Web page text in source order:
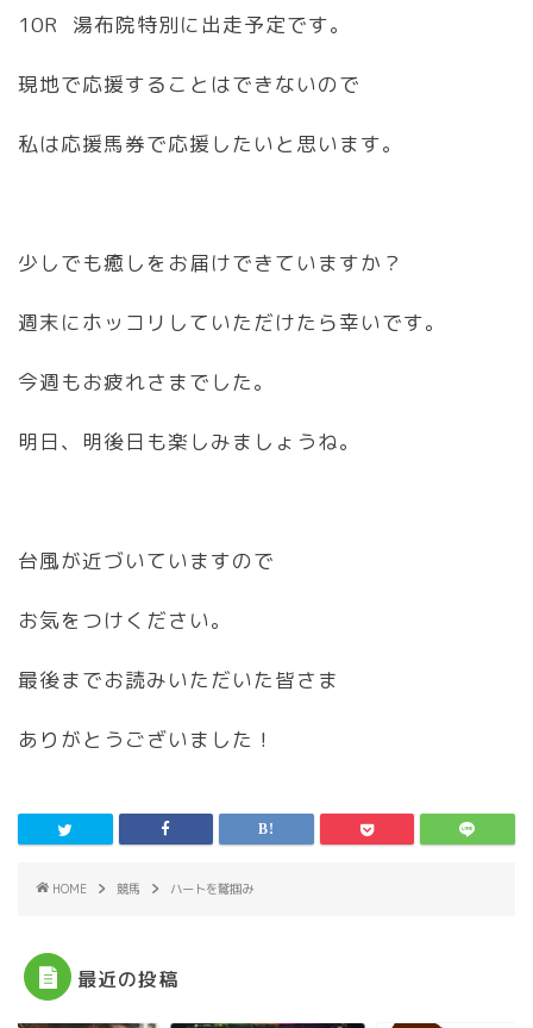
10R 湯布院特別に出走予定です。
現地で応援することはできないので
私は応援馬券で応援したいと思います。
少しでも癒しをお届けできていますか？
週末にホッコリしていただけたら幸いです。
今週もお疲れさまでした。
明日、明後日も楽しみましょうね。
台風が近づいていますので
お気をつけください。
最後までお読みいただいた皆さま
ありがとうございました！
HOME 競馬 ハートを鷲掴み
最近の投稿